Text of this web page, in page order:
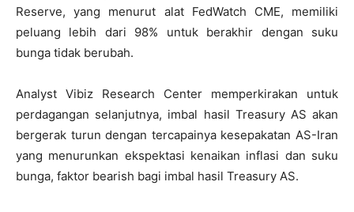
Reserve, yang menurut alat FedWatch CME, memiliki
peluang lebih dari 98% untuk berakhir dengan suku
bunga tidak berubah.
Analyst Vibiz Research Center memperkirakan untuk
perdagangan selanjutnya, imbal hasil Treasury AS akan
bergerak turun dengan tercapainya kesepakatan AS-Iran
yang menurunkan ekspektasi kenaikan inflasi dan suku
bunga, faktor bearish bagi imbal hasil Treasury AS.